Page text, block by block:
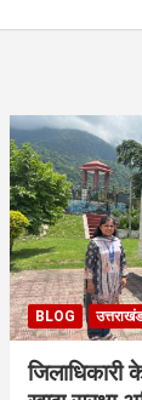
BLOG उत्तराखंड
जिलाधिकारी